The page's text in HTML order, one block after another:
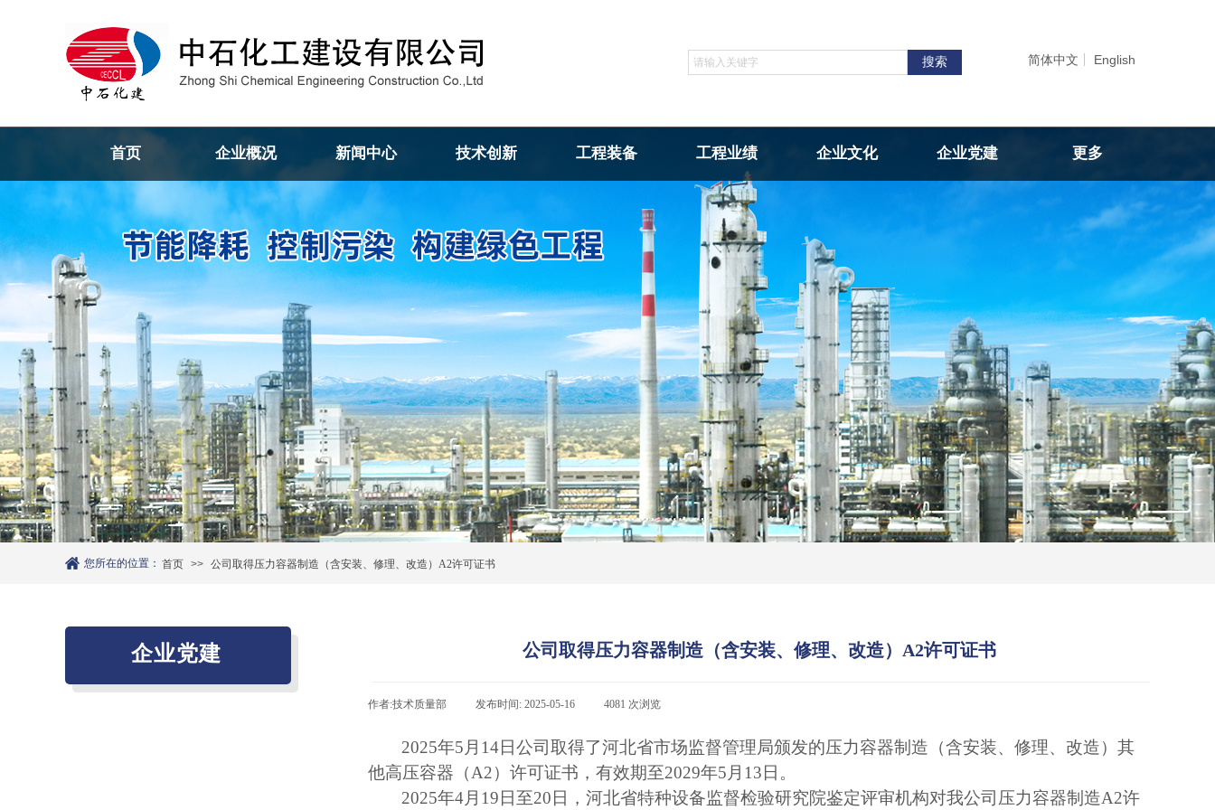
首页 企业概况 新闻中心 技术创新 工程装备 工程业绩 企业文化 企业党建 更多
搜索 简体中文 English
首页 >> 公司取得压力容器制造（含安装、修理、改造）A2许可证书
您所在的位置：
企业党建 公司取得压力容器制造（含安装、修理、改造）A2许可证书
作者:技术质量部 发布时间: 2025-05-16 4081 次浏览
2025年5月14日公司取得了河北省市场监督管理局颁发的压力容器制造（含安装、修理、改造）其
他高压容器（A2）许可证书，有效期至2029年5月13日。
2025年4月19日至20日，河北省特种设备监督检验研究院鉴定评审机构对我公司压力容器制造A2许